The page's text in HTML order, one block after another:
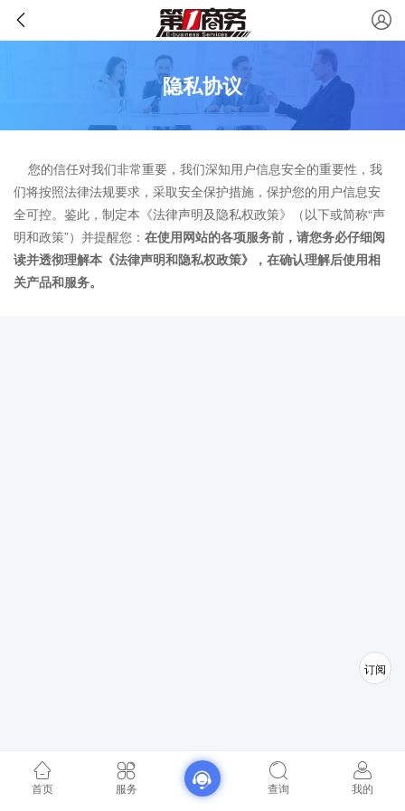
隐私协议
您的信任对我们非常重要，我们深知用户信息安全的重要性，我
们将按照法律法规要求，采取安全保护措施，保护您的用户信息安
全可控。鉴此，制定本《法律声明及隐私权政策》（以下或简称“声
明和政策”）并提醒您： 在使用网站的各项服务前，请您务必仔细阅
读并透彻理解本《法律声明和隐私权政策》，在确认理解后使用相
关产品和服务。
首页 服务 查询 我的
订阅